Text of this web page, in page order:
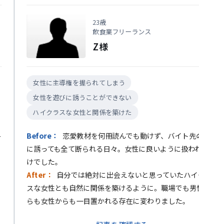
23歳
飲食業フリーランス
Z様
女性に主導権を握られてしまう
女性を遊びに誘うことができない
ハイクラスな女性と関係を築けた
Before：
恋愛教材を何冊読んでも動けず、バイト先
に誘っても全て断られる日々。女性に良いように扱わ
けでした。
After：
自分では絶対に出会えないと思っていたハ
スな女性とも自然に関係を築けるように。職場でも男
らも女性からも一目置かれる存在に変わりました。